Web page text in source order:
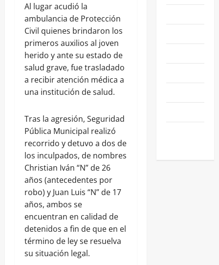
Al lugar acudió la
ambulancia de Protección
Civil quienes brindaron los
primeros auxilios al joven
herido y ante su estado de
salud grave, fue trasladado
a recibir atención médica a
una institución de salud.
Tras la agresión, Seguridad
Pública Municipal realizó
recorrido y detuvo a dos de
los inculpados, de nombres
Christian Iván “N” de 26
años (antecedentes por
robo) y Juan Luis “N” de 17
años, ambos se
encuentran en calidad de
detenidos a fin de que en el
término de ley se resuelva
su situación legal.